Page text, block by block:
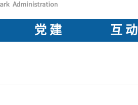
党 建 互 动